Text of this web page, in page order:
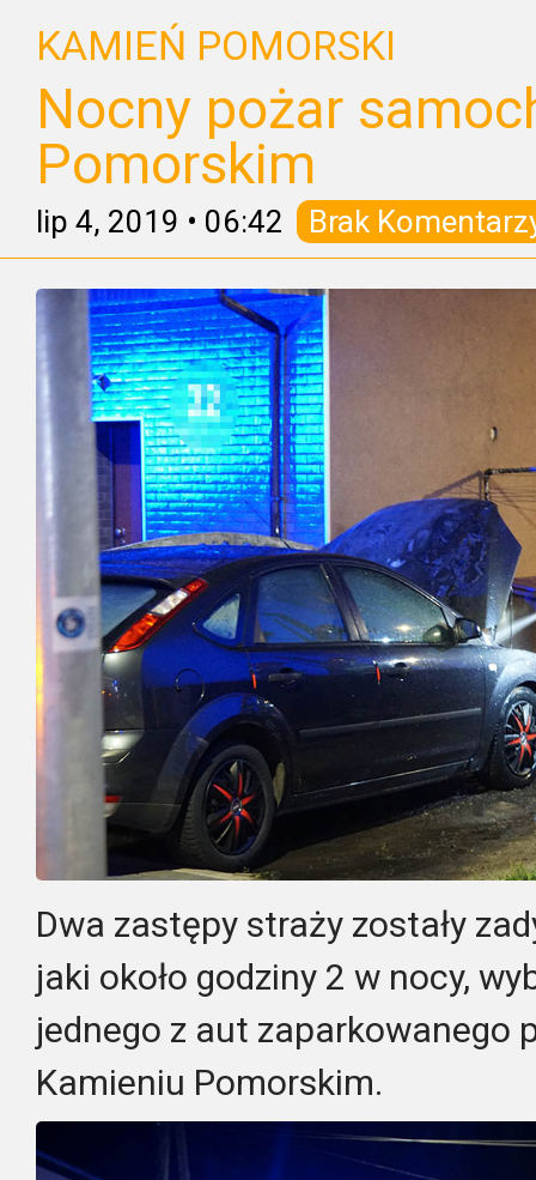
KAMIEŃ POMORSKI
Nocny pożar
Pomorskim
lip 4, 2019 • 06:42 Brak
Dwa zastępy straży zostały
jaki około godziny 2 w nocy,
jednego z aut zaparkowanego
Kamieniu Pomorskim.